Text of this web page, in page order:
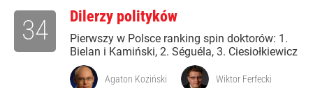
Dilerzy polityków
Pierwszy w Polsce ranking spin doktorów: 1.
Bielan i Kamiński, 2. Séguéla, 3. Ciesiołkiewicz
34
Agaton Koziński Wiktor Ferfecki